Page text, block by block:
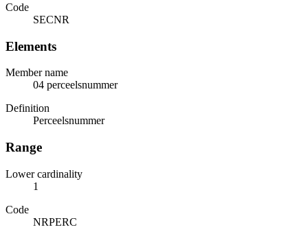
Code
SECNR
Elements
Member name
04 perceelsnummer
Definition
Perceelsnummer
Range
Lower cardinality
1
Code
NRPERC